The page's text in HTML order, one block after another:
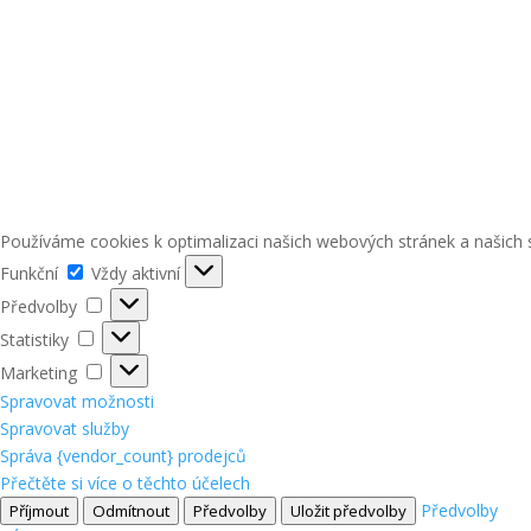
Používáme cookies k optimalizaci našich webových stránek a našich
Funkční
Funkční
Vždy aktivní
Předvolby
Předvolby
Statistiky
Statistiky
Marketing
Marketing
Spravovat možnosti
Spravovat služby
Správa {vendor_count} prodejců
Přečtěte si více o těchto účelech
Příjmout Odmítnout Předvolby Uložit předvolby
Předvolby